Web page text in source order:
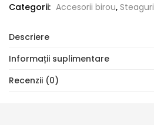
Categorii: Accesorii birou, Steaguri
Descriere
Informații suplimentare
Recenzii (0)